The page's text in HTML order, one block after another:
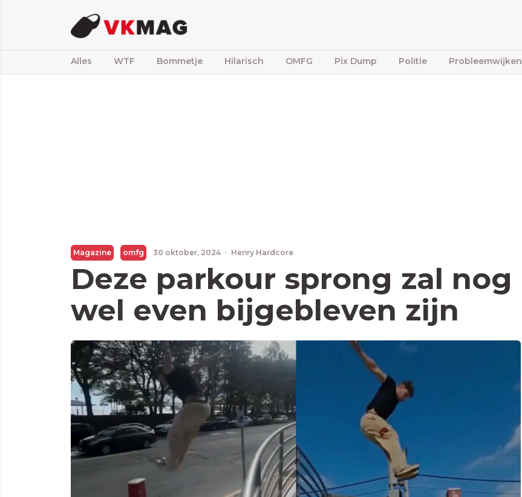
Alles WTF Bommetje Hilarisch OMFG Pix Dump Politie Probleemwijken
Magazine omfg 30 oktober, 2024 · Henry Hardcore
Deze parkour sprong zal nog
wel even bijgebleven zijn